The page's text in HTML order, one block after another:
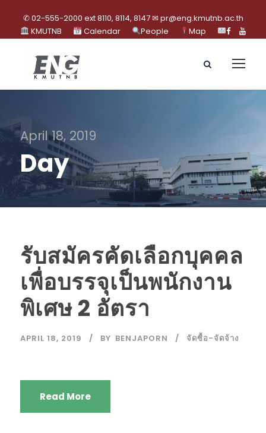
✆ 02-555-2000 ext 8110, 8114, 8147 ✉ pr@eng.kmutnb.ac.th
KMUTNB
Calendar People Map
April 18, 2019
Day
รับสมัครคัดเลือกบุคคล
เพื่อบรรจุเป็นพนักงาน
พิเศษ 2 อัตรา
APRIL 18, 2019 BY BENJAPORN จัดซื้อ-จัดจ้าง
Read More